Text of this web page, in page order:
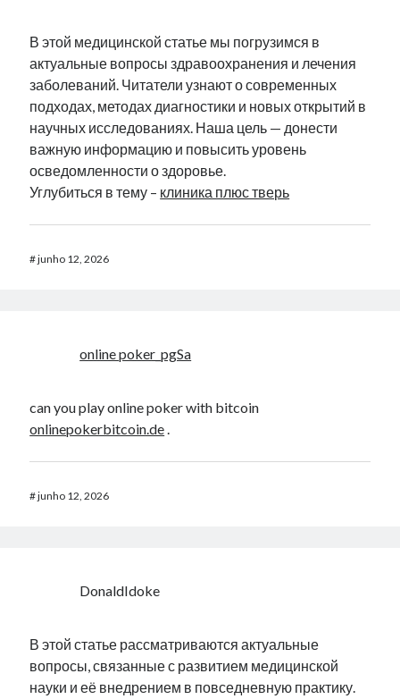
В этой медицинской статье мы погрузимся в
актуальные вопросы здравоохранения и лечения
заболеваний. Читатели узнают о современных
подходах, методах диагностики и новых открытий в
научных исследованиях. Наша цель — донести
важную информацию и повысить уровень
осведомленности о здоровье.
Углубиться в тему – клиника плюс тверь
#junho 12, 2026
online poker_pgSa
can you play online poker with bitcoin
onlinepokerbitcoin.de.
#junho 12, 2026
DonaldIdoke
В этой статье рассматриваются актуальные
вопросы, связанные с развитием медицинской
науки и её внедрением в повседневную практику.